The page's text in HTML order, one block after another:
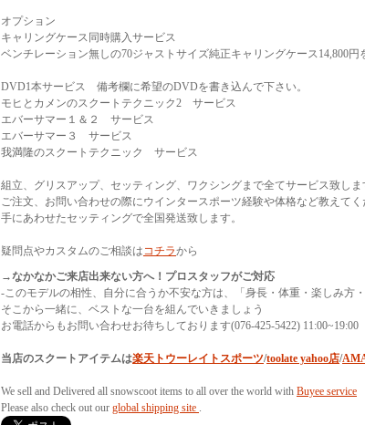
オプション
キャリングケース同時購入サービス
ベンチレーション無しの70ジャストサイズ純正キャリングケース14,800円
DVD1本サービス 備考欄に希望のDVDを書き込んで下さい。
モヒとカメンのスクートテクニック2 サービス
エバーサマー１＆２ サービス
エバーサマー３ サービス
我満隆のスクートテクニック サービス
組立、グリスアップ、セッティング、ワクシングまで全てサービス致し
ご注文、お問い合わせの際にウインタースポーツ経験や体格など教えて
手にあわせたセッティングで全国発送致します。
疑問点やカスタムのご相談は コチラから
→なかなかご来店出来ない方へ！プロスタッフがご対応
-このモデルの相性、自分に合うか不安な方は、「身長・体重・楽しみ方
そこから一緒に、ベストな一台を組んでいきましょう
お電話からもお問い合わせお待ちしております(076-425-5422) 11:00~19:00
当店のスクートアイテムは楽天トウーレイトスポーツ/toolate yahoo店/
We sell and Delivered all snowscoot items to all over the world with Buyee service
Please also check out our global shipping site